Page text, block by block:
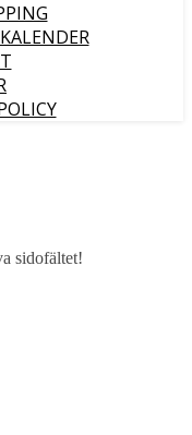
sidofältet!